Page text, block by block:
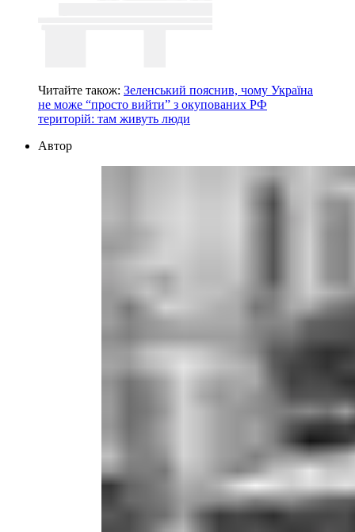
Читайте також: Зеленський пояснив, чому Україна
не може “просто вийти” з окупованих РФ
територій: там живуть люди
Автор